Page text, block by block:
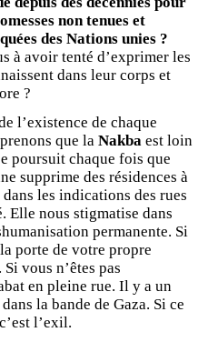
non tenues et
des Nations unies ?
à avoir tenté d’exprimer les
dans leur corps et
?
l’existence de chaque
que la Nakba est loin
poursuit chaque fois que
supprime des résidences à
les indications des rues
Elle nous stigmatise dans
permanente. Si
porte de votre propre
vous n’êtes pas
en pleine rue. Il y a un
la bande de Gaza. Si ce
l’exil.